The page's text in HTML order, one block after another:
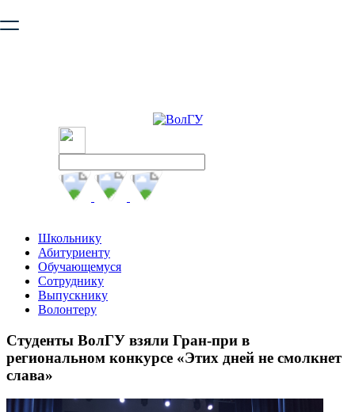
безопасную работу с сайтом. Пожалуйста
Школьнику
Абитуриенту
Обучающемуся
Сотруднику
Выпускнику
Волонтеру
Студенты ВолГУ взяли Гран-при в
региональном конкурсе «Этих дней не смолкнет
слава»